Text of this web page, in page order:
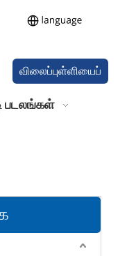
விலைப்புள்ளியைப்
பெறுங்கள்
படலங்கள்